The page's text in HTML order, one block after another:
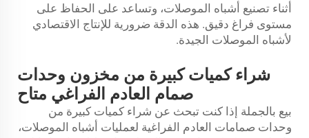
أثناء تصنيع أشباه الموصلات، وتساعد على الحفاظ على
مستوى فراغ دقيق. هذه الدقة ضرورية للإنتاج الاقتصادي
لأشباه الموصلات الجيدة.
شراء كميات كبيرة من مخزون وحدات
صمام العادم الفراغي متاح
بيع بالجملة إذا كنت تبحث عن شراء كميات كبيرة من
وحدات صمامات العادم الفراغية لعمليات أشباه الموصلات،